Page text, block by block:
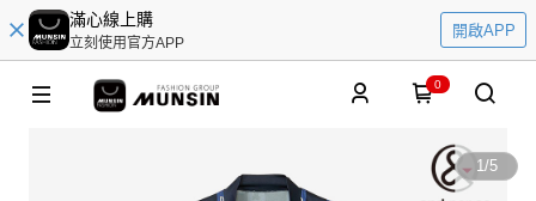
滿心線上購
立刻使用官方APP
開啟APP
0
1/5